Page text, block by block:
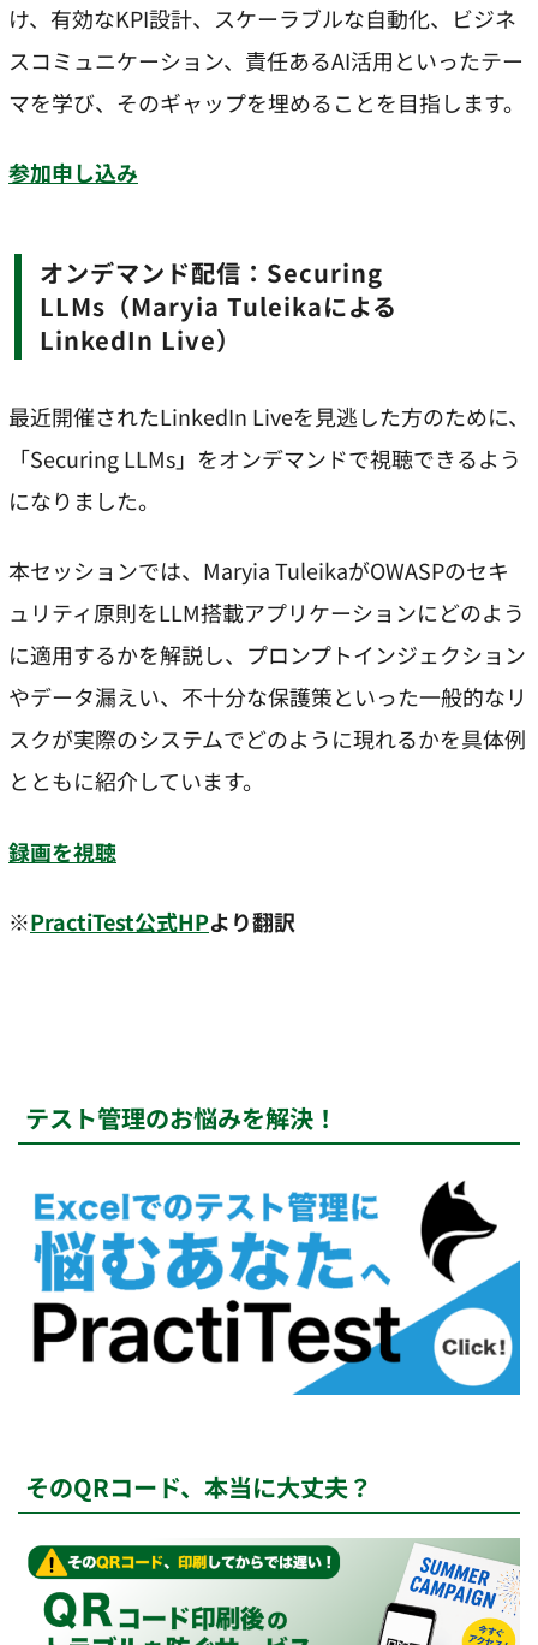
け、有効なKPI設計、スケーラブルな自動化、ビジネ
スコミュニケーション、責任あるAI活用といったテー
マを学び、そのギャップを埋めることを目指します。
参加申し込み
オンデマンド配信：Securing
LLMs（Maryia Tuleikaによる
LinkedIn Live）
最近開催されたLinkedIn Liveを見逃した方のために、
「Securing LLMs」をオンデマンドで視聴できるよう
になりました。
本セッションでは、Maryia TuleikaがOWASPのセキ
ュリティ原則をLLM搭載アプリケーションにどのよう
に適用するかを解説し、プロンプトインジェクション
やデータ漏えい、不十分な保護策といった一般的なリ
スクが実際のシステムでどのように現れるかを具体例
とともに紹介しています。
録画を視聴
※PractiTest公式HPより翻訳
テスト管理のお悩みを解決！
そのQRコード、本当に大丈夫？